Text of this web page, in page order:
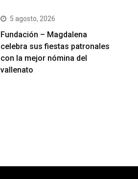
5 agosto, 2026
Fundación – Magdalena
celebra sus fiestas patronales
con la mejor nómina del
vallenato